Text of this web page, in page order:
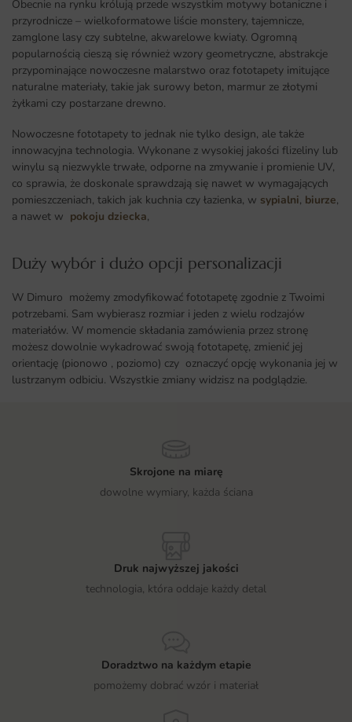
Obecnie na rynku królują przede wszystkim motywy botaniczne i
przyrodnicze – wielkoformatowe liście monstery, tajemnicze,
zamglone lasy czy subtelne, akwarelowe kwiaty. Ogromną
popularnością cieszą się również wzory geometryczne, abstrakcje
przypominające nowoczesne malarstwo oraz fototapety imitujące
naturalne materiały, takie jak surowy beton, marmur ze złotymi
żyłkami czy postarzane drewno.
Nowoczesne fototapety to jednak nie tylko design, ale także
innowacyjna technologia. Wykonane z wysokiej jakości flizeliny lub
winylu są niezwykle trwałe, odporne na zmywanie i promienie UV,
co sprawia, że doskonale sprawdzają się nawet w wymagających
pomieszczeniach, takich jak kuchnia czy łazienka, w sypialni, biurze,
a nawet w pokoju dziecka,
Duży wybór i dużo opcji personalizacji ​
W Dimuro możemy zmodyfikować fototapetę zgodnie z Twoimi
potrzebami. Sam wybierasz rozmiar i jeden z wielu rodzajów
materiałów. W momencie składania zamówienia przez stronę
możesz dowolnie wykadrować swoją fototapetę, zmienić jej
orientację (pionowo , poziomo) czy oznaczyć opcję wykonania jej w
lustrzanym odbiciu. Wszystkie zmiany widzisz na podglądzie.
Skrojone na miarę
dowolne wymiary, każda ściana
Druk najwyższej jakości
technologia, która oddaje każdy detal
Doradztwo na każdym etapie
pomożemy dobrać wzór i materiał